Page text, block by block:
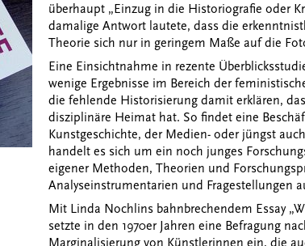
überhaupt „Einzug in die Historiografie oder
damalige Antwort lautete, dass die
Theorie sich nur in geringem Maße auf die
Eine Einsichtnahme in rezente
wenige Ergebnisse im Bereich der
die fehlende Historisierung damit erklären,
disziplinäre Heimat hat. So findet eine
Kunstgeschichte, der Medien- oder jüngst
handelt es sich um ein noch junges
eigener Methoden, Theorien und
Analyseinstrumentarien und Fragestellungen
Mit Linda Nochlins bahnbrechendem Essay
setzte in den 1970er Jahren eine Befragung
Marginalisierung von Künstlerinnen ein, die